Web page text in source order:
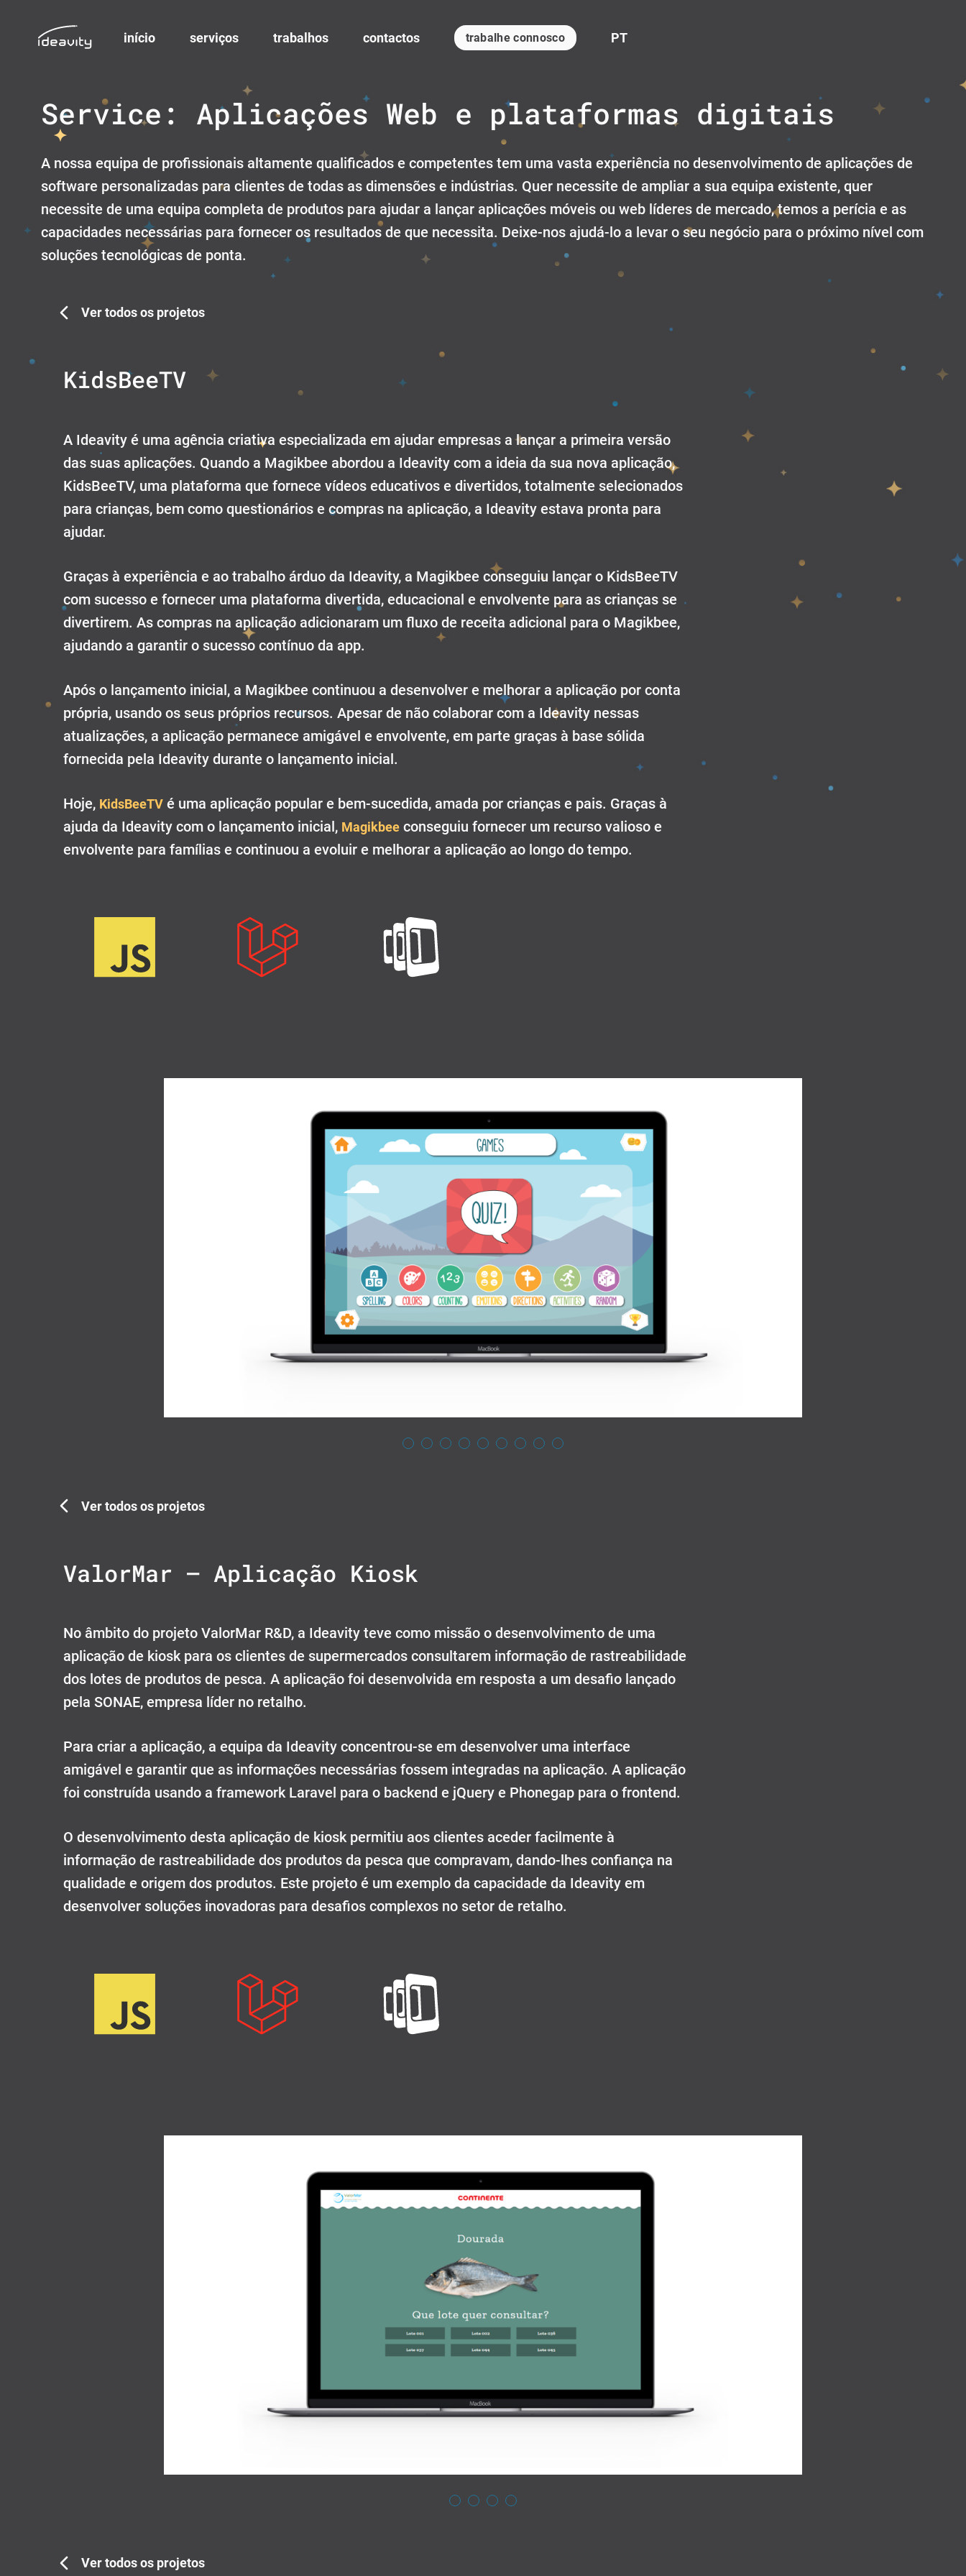
início serviços trabalhos contactos trabalhe connosco PT
Service: Aplicações Web e plataformas digitais
A nossa equipa de profissionais altamente qualificados e competentes tem uma vasta experiência no desenvolvimento de aplicações de
software personalizadas para clientes de todas as dimensões e indústrias. Quer necessite de ampliar a sua equipa existente, quer
necessite de uma equipa completa de produtos para ajudar a lançar aplicações móveis ou web líderes de mercado, temos a perícia e as
capacidades necessárias para fornecer os resultados de que necessita. Deixe-nos ajudá-lo a levar o seu negócio para o próximo nível com
soluções tecnológicas de ponta.
Ver todos os projetos
KidsBeeTV
A Ideavity é uma agência criativa especializada em ajudar empresas a lançar a primeira versão
das suas aplicações. Quando a Magikbee abordou a Ideavity com a ideia da sua nova aplicação,
KidsBeeTV, uma plataforma que fornece vídeos educativos e divertidos, totalmente selecionados
para crianças, bem como questionários e compras na aplicação, a Ideavity estava pronta para
ajudar.
Graças à experiência e ao trabalho árduo da Ideavity, a Magikbee conseguiu lançar o KidsBeeTV
com sucesso e fornecer uma plataforma divertida, educacional e envolvente para as crianças se
divertirem. As compras na aplicação adicionaram um fluxo de receita adicional para o Magikbee,
ajudando a garantir o sucesso contínuo da app.
Após o lançamento inicial, a Magikbee continuou a desenvolver e melhorar a aplicação por conta
própria, usando os seus próprios recursos. Apesar de não colaborar com a Ideavity nessas
atualizações, a aplicação permanece amigável e envolvente, em parte graças à base sólida
fornecida pela Ideavity durante o lançamento inicial.
Hoje, KidsBeeTV é uma aplicação popular e bem-sucedida, amada por crianças e pais. Graças à
ajuda da Ideavity com o lançamento inicial, Magikbee conseguiu fornecer um recurso valioso e
envolvente para famílias e continuou a evoluir e melhorar a aplicação ao longo do tempo.
Ver todos os projetos
ValorMar – Aplicação Kiosk
No âmbito do projeto ValorMar R&D, a Ideavity teve como missão o desenvolvimento de uma
aplicação de kiosk para os clientes de supermercados consultarem informação de rastreabilidade
dos lotes de produtos de pesca. A aplicação foi desenvolvida em resposta a um desafio lançado
pela SONAE, empresa líder no retalho.
Para criar a aplicação, a equipa da Ideavity concentrou-se em desenvolver uma interface
amigável e garantir que as informações necessárias fossem integradas na aplicação. A aplicação
foi construída usando a framework Laravel para o backend e jQuery e Phonegap para o frontend.
O desenvolvimento desta aplicação de kiosk permitiu aos clientes aceder facilmente à
informação de rastreabilidade dos produtos da pesca que compravam, dando-lhes confiança na
qualidade e origem dos produtos. Este projeto é um exemplo da capacidade da Ideavity em
desenvolver soluções inovadoras para desafios complexos no setor de retalho.
Ver todos os projetos